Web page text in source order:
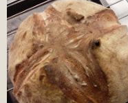
i
o
d
a
l
e
g
g
e
r